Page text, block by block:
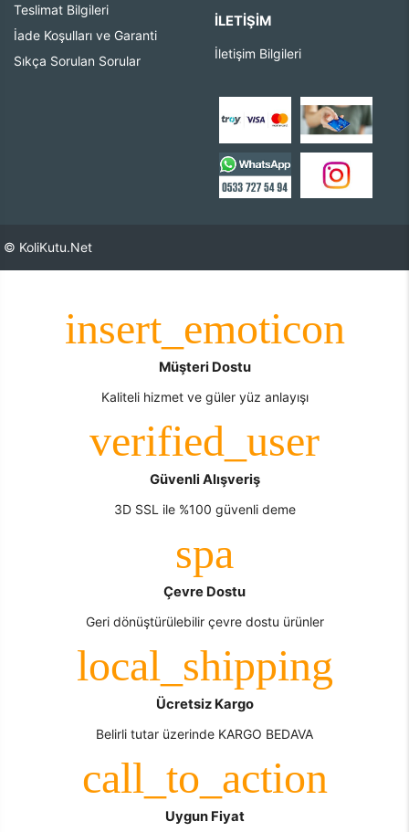
Teslimat Bilgileri
İade Koşulları ve Garanti
Sıkça Sorulan Sorular
İLETIŞIM
İletişim Bilgileri
© KoliKutu.Net
Müşteri Dostu
Kaliteli hizmet ve güler yüz anlayışı
Güvenli Alışveriş
3D SSL ile %100 güvenli deme
Çevre Dostu
Geri dönüştürülebilir çevre dostu ürünler
Ücretsiz Kargo
Belirli tutar üzerinde KARGO BEDAVA
Uygun Fiyat